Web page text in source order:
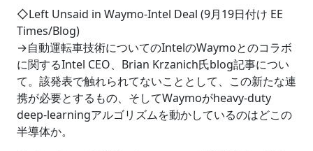
◇Left Unsaid in Waymo-Intel Deal (9月19日付け EE
Times/Blog)
→自動運転車技術についてのIntelのWaymoとのコラボ
に関するIntel CEO、Brian Krzanich氏blog記事につい
て。該発表で触れられてないこととして、この新たな連
携が必要とするもの、そしてWaymoがheavy-duty
deep-learningアルゴリズムを動かしているのはどこの
半導体か。